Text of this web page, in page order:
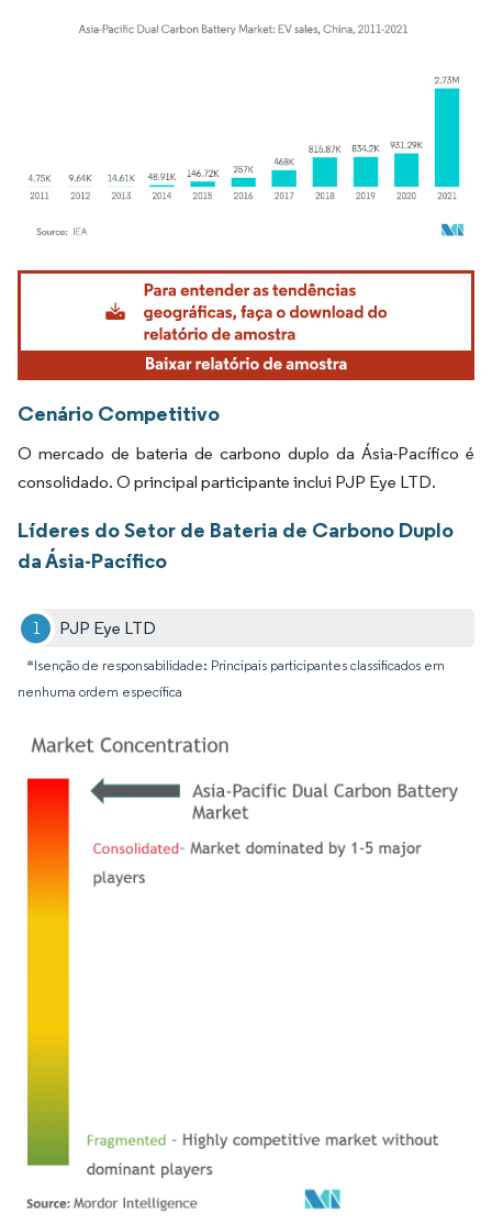
Imagem © Mordor Intelligence. O reuso requer atribuição conforme CC BY 4.0.
Cenário Competitivo
O mercado de bateria de carbono duplo da Ásia-Pacífico é
consolidado. O principal participante inclui PJP Eye LTD.
Líderes do Setor de Bateria de Carbono Duplo
da Ásia-Pacífico
PJP Eye LTD
*Isenção de responsabilidade: Principais participantes classificados em
nenhuma ordem específica